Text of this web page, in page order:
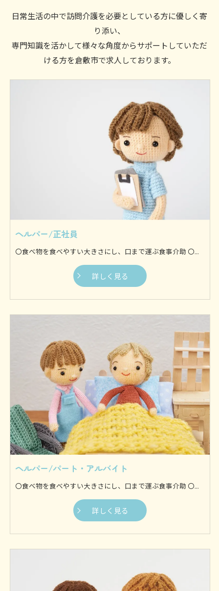
日常生活の中で訪問介護を必要としている方に優しく寄
り添い、
専門知識を活かして様々な角度からサポートしていただ
ける方を倉敷市で求人しております。
ヘルパー/正社員
詳しく見る
ヘルパー/パート・アルバイト
〇食べ物を食べやすい大きさにし、口まで運ぶ食事介助 〇身体を流す入浴介助 〇身体を清潔に保つために着替えを行う更衣介助 〇ずっと同じ体制にならないように体を動かす体位変換介助 〇歩行やお出かけなどを支援する移動支援などがございます。 他にも様々な介助を行いますが、基本的に利用者様の身体に接触してサポートするのが身体介助です。 〇料理や食事の準備 〇利用者様の衣服などを洗濯 〇お部屋や水回りのお掃除からゴミ出しまで 〇生活に必要なものを買い出し等 日常生活に支障が生じないように、家事全般を専門スタッフが行います。 お1人暮らしの方や介護者の方が利用者様を見守ることが難しい場合など、様々なケースにご対応いたします。
詳しく見る